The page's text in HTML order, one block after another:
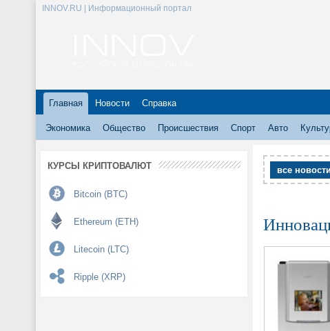
INNOV.RU | Информационный портал
Главная Новости Справка
Экономика Общество Происшествия Спорт Авто
КУРСЫ КРИПТОВАЛЮТ
Bitcoin (BTC)
Ethereum (ETH)
Litecoin (LTC)
Ripple (XRP)
все